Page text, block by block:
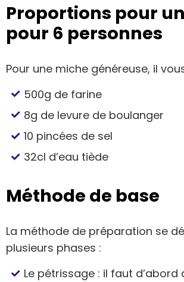
Proportions pour
pour 6 personnes
Pour une miche généreuse, il
500g de farine
8g de levure de boulanger
10 pincées de sel
32cl d’eau tiède
Méthode de base
La méthode de préparation se
plusieurs phases :
Le pétrissage : il faut d’abord